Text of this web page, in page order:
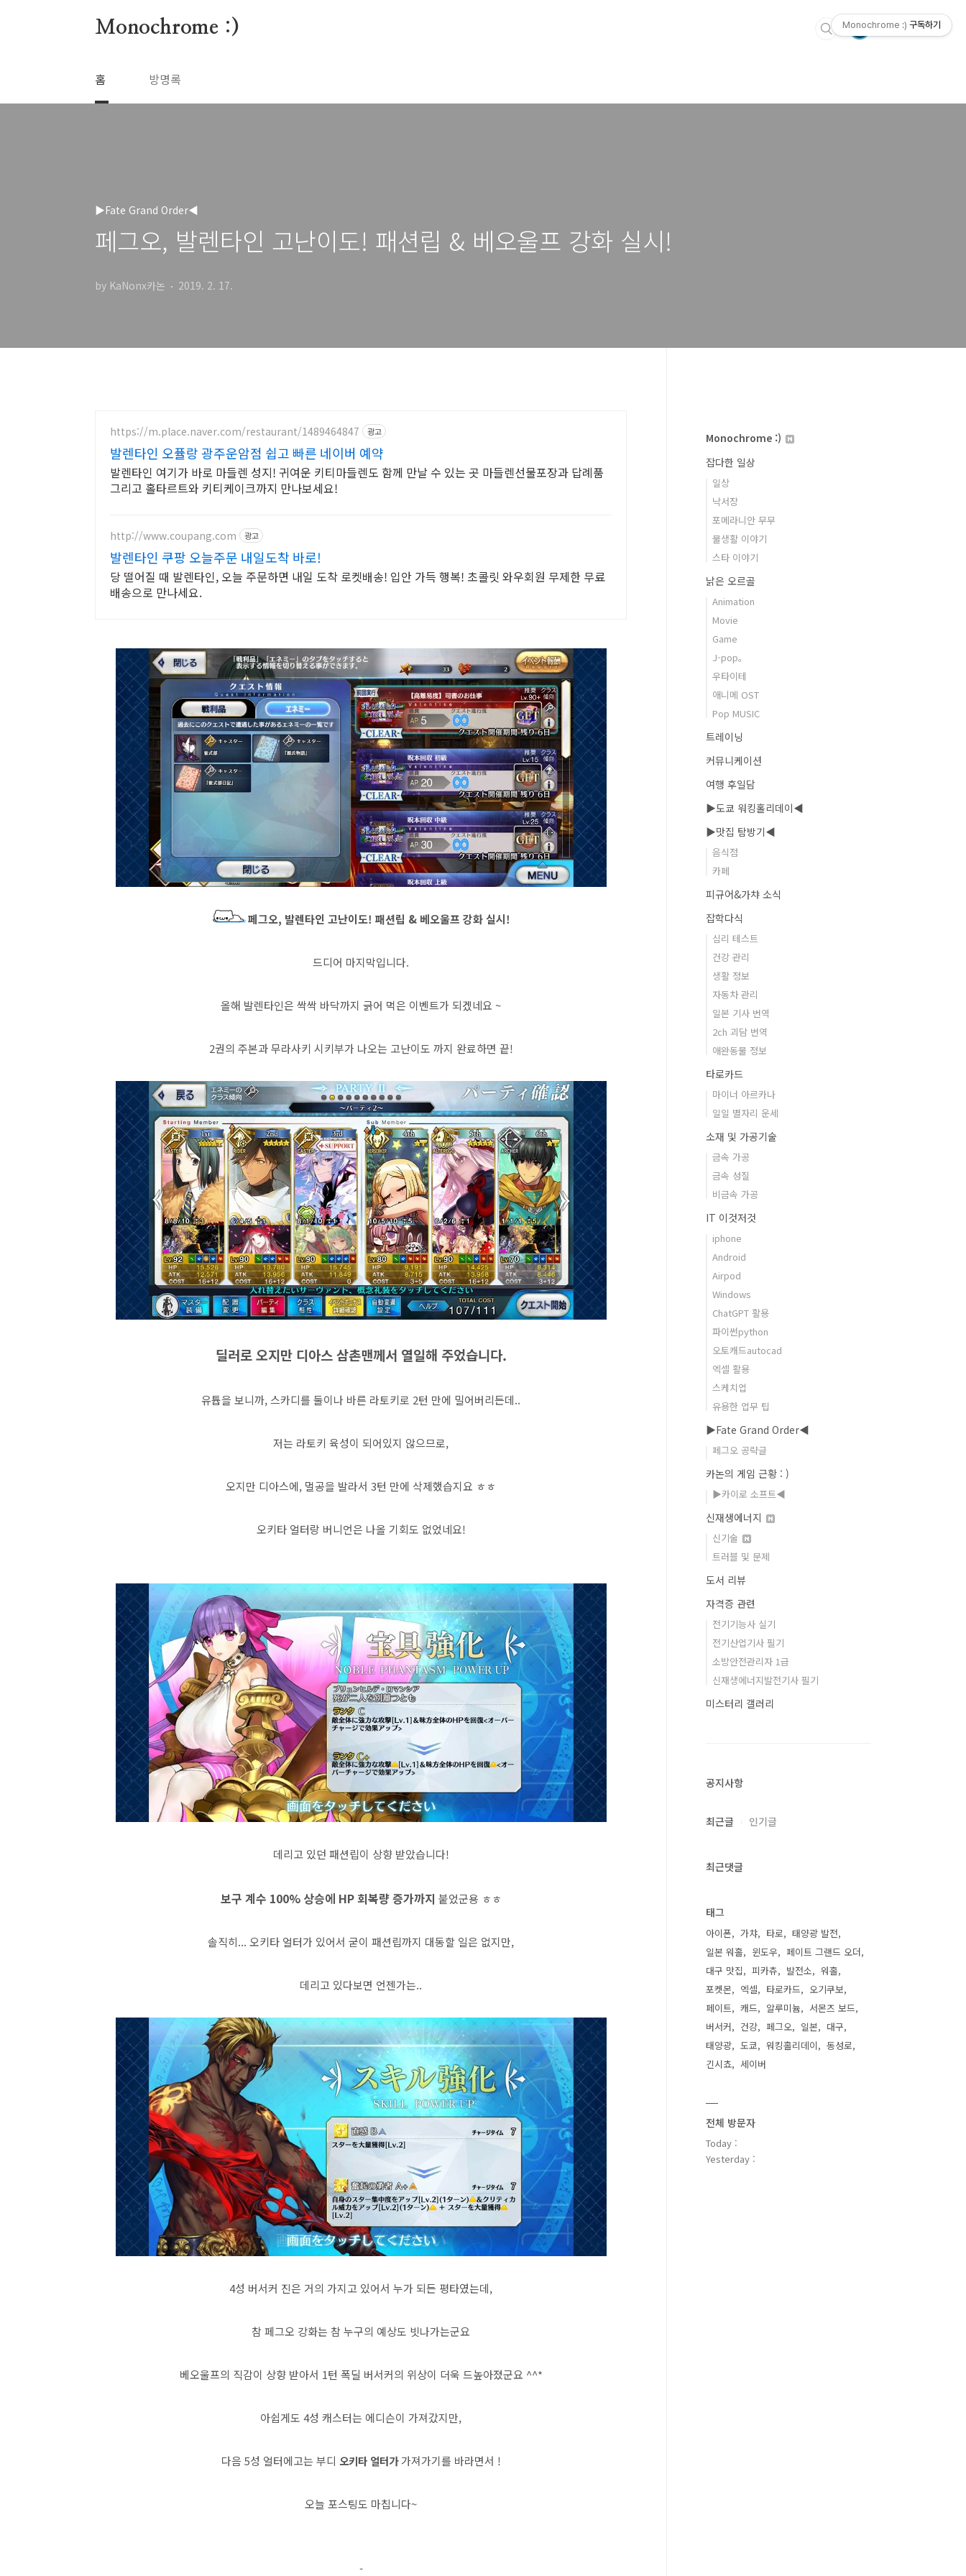
Monochrome :)
홈 방명록
▶Fate Grand Order◀
페그오, 발렌타인 고난이도! 패션립 & 베오울프 강화 실시!
by KaNonx카논 2019. 2. 17.
https://m.place.naver.com/restaurant/1489464847 광고
발렌타인 오퓰랑 광주운암점 쉽고 빠른 네이버 예약
발렌타인 여기가 바로 마들렌 성지! 귀여운 키티마들렌도 함께 만날 수 있는 곳 마들렌선물포장과 답례품
그리고 홀타르트와 키티케이크까지 만나보세요!
http://www.coupang.com 광고
발렌타인 쿠팡 오늘주문 내일도착 바로!
당 떨어질 때 발렌타인, 오늘 주문하면 내일 도착 로켓배송! 입안 가득 행복! 초콜릿 와우회원 무제한 무료
배송으로 만나세요.
페그오, 발렌타인 고난이도! 패션립 & 베오울프 강화 실시!
드디어 마지막입니다.
올해 발렌타인은 싹싹 바닥까지 긁어 먹은 이벤트가 되겠네요 ~
2권의 주본과 무라사키 시키부가 나오는 고난이도 까지 완료하면 끝!
딜러로 오지만 디아스 삼촌맨께서 열일해 주었습니다.
유튭을 보니까, 스카디를 둘이나 바른 라토키로 2턴 만에 밀어버리든데..
저는 라토키 육성이 되어있지 않으므로,
오지만 디아스에, 멀공을 발라서 3턴 만에 삭제했습지요 ㅎㅎ
오키타 얼터랑 버니언은 나올 기회도 없었네요!
데리고 있던 패션립이 상향 받았습니다!
보구 계수 100% 상승에 HP 회복량 증가까지 붙었군용 ㅎㅎ
솔직히... 오키타 얼터가 있어서 굳이 패션립까지 대동할 일은 없지만,
데리고 있다보면 언젠가는..
4성 버서커 진은 거의 가지고 있어서 누가 되든 평타였는데,
참 페그오 강화는 참 누구의 예상도 빗나가는군요
베오울프의 직감이 상향 받아서 1턴 폭딜 버서커의 위상이 더욱 드높아졌군요 ^^*
아쉽게도 4성 캐스터는 에디슨이 가져갔지만,
다음 5성 얼터에고는 부디 오키타 얼터가가져가기를 바라면서 !
오늘 포스팅도 마칩니다~
-
Monochrome :)
잡다한 일상
일상
낙서장
포메라니안 무무
물생활 이야기
스타 이야기
낡은 오르골
Animation
Movie
Game
J-pop。
우타이테
애니메 OST
Pop MUSIC
트레이닝
커뮤니케이션
여행 후일담
▶도쿄 워킹홀리데이◀
▶맛집 탐방기◀
음식점
카페
피규어&가챠 소식
잡학다식
심리 테스트
건강 관리
생활 정보
자동차 관리
일본 기사 번역
2ch 괴담 번역
애완동물 정보
타로카드
마이너 아르카나
일일 별자리 운세
소재 및 가공기술
금속 가공
금속 성질
비금속 가공
IT 이것저것
iphone
Android
Airpod
Windows
ChatGPT 활용
파이썬python
오토캐드autocad
엑셀 활용
스케치업
유용한 업무 팁
▶Fate Grand Order◀
페그오 공략글
카논의 게임 근황 : )
▶카이로 소프트◀
신재생에너지
신기술
트러블 및 문제
도서 리뷰
자격증 관련
전기기능사 실기
전기산업기사 필기
소방안전관리자 1급
신재생에너지발전기사 필기
미스터리 갤러리
공지사항
최근글 인기글
최근댓글
태그
아이폰 가챠 타로
태양광 발전
일본 워홀
윈도우
페이트 그랜드 오더
대구 맛집
피카츄 발전소
워홀
포켓몬
엑셀 타로카드
오기쿠보
페이트
캐드 알루미늄
서몬즈 보드
버서커
건강 페그오 일본
대구
태양광
도쿄 워킹홀리데이
동성로
긴시쵸
세이버
전체 방문자
Today :
Yesterday :
Monochrome :) 구독하기